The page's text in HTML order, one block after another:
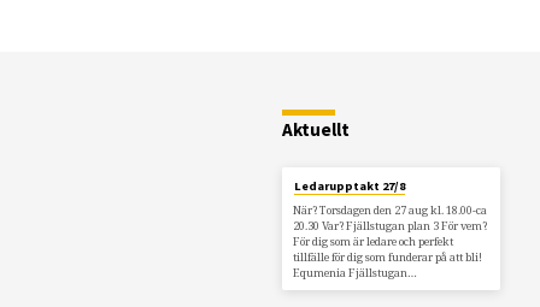
Aktuellt
Ledarupptakt 27/8
När? Torsdagen den 27 aug kl. 18.00-ca
20.30 Var? Fjällstugan plan 3 För vem?
För dig som är ledare och perfekt
tillfälle för dig som funderar på att bli!
Equmenia Fjällstugan…